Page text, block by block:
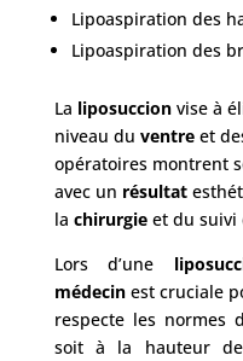
Lipoaspiration des
Lipoaspiration des
La liposuccionvise à
niveau du ventreet
opératoires montrent
avec un résultat
la chirurgieet du suivi
Lors d’une
médecinest cruciale
respecte les normes
soit à la hauteur